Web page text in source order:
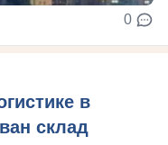
0
в
склад